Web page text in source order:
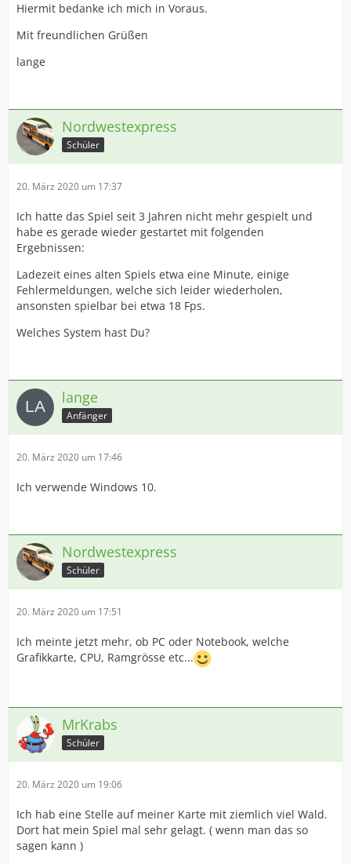
Hiermit bedanke ich mich in Voraus.
Mit freundlichen Grüßen
lange
Nordwestexpress
Schüler
20. März 2020 um 17:37
Ich hatte das Spiel seit 3 Jahren nicht mehr gespielt und
habe es gerade wieder gestartet mit folgenden
Ergebnissen:
Ladezeit eines alten Spiels etwa eine Minute, einige
Fehlermeldungen, welche sich leider wiederholen,
ansonsten spielbar bei etwa 18 Fps.
Welches System hast Du?
lange
Anfänger
20. März 2020 um 17:46
Ich verwende Windows 10.
Nordwestexpress
Schüler
20. März 2020 um 17:51
Ich meinte jetzt mehr, ob PC oder Notebook, welche
Grafikkarte, CPU, Ramgrösse etc...
MrKrabs
Schüler
20. März 2020 um 19:06
Ich hab eine Stelle auf meiner Karte mit ziemlich viel Wald.
Dort hat mein Spiel mal sehr gelagt. ( wenn man das so
sagen kann )